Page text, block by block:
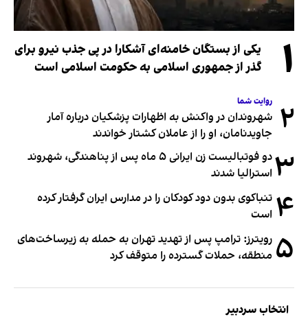
۱
یکی از بستگان خامنه‌ای آشکارا در پی جذب نیرو برای
گذر از جمهوری اسلامی به حکومت اسلامی است
۲ روایت شما
شهروندان در واکنش به اظهارات پزشکیان درباره آمار
جاویدنامان، او را از عاملان کشتار خواندند
۳
دو فوتبالیست زن ایرانی ۵ ماه پس از پناهندگی، شهروند
استرالیا شدند
۴ تنباکوی بدون دود کودکان را در مدارس ایران گرفتار کرده
است
۵ رویترز: ترامپ پس از تهدید تهران به حمله به زیرساخت‌های
منطقه، حملات گسترده را متوقف کرد
انتخاب سردبیر